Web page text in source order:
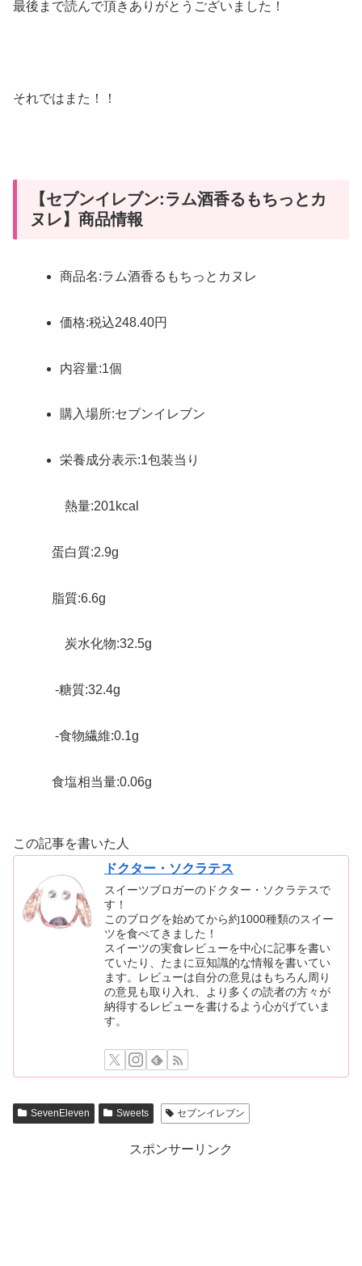
最後まで読んで頂きありがとうございました！
それではまた！！
【セブンイレブン:ラム酒香るもちっとカ
ヌレ】商品情報
商品名:ラム酒香るもちっとカヌレ
価格:税込248.40円
内容量:1個
購入場所:セブンイレブン
栄養成分表示:1包装当り
熱量:201kcal
蛋白質:2.9g
脂質:6.6g
炭水化物:32.5g
-糖質:32.4g
-食物繊維:0.1g
食塩相当量:0.06g
この記事を書いた人
ドクター・ソクラテス
スイーツブロガーのドクター・ソクラテスで
す！
このブログを始めてから約1000種類のスイー
ツを食べてきました！
スイーツの実食レビューを中心に記事を書い
ていたり、たまに豆知識的な情報を書いてい
ます。レビューは自分の意見はもちろん周り
の意見も取り入れ、より多くの読者の方々が
納得するレビューを書けるよう心がげていま
す。
SevenEleven Sweets セブンイレブン
スポンサーリンク